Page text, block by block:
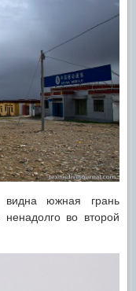
южная грань
во второй